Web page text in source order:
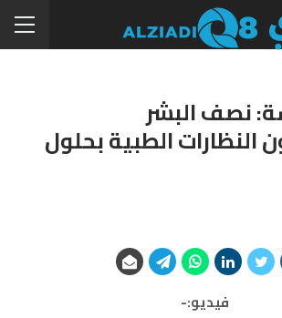
نصف البشر
الطبية بحلول
فيديو:-